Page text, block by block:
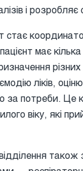
і розробляє
стає
має кілька
різних
ліків,
за потреби. Це
віку, які
також